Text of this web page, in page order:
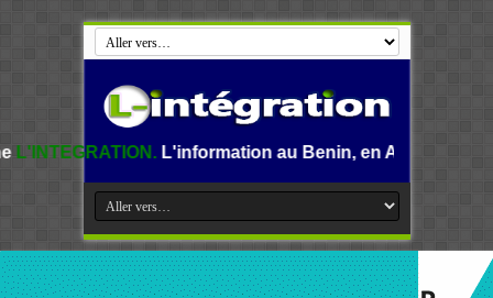
L'information au Benin, en Afrique et dans le monde.